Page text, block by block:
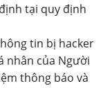
tại quy định
tin bị hacker
nhân của Người
thông báo và